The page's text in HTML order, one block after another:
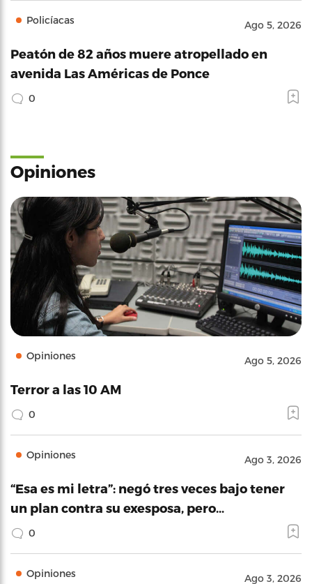
Policíacas Ago 5, 2026
Peatón de 82 años muere atropellado en
avenida Las Américas de Ponce
0
Opiniones
Opiniones Ago 5, 2026
Terror a las 10 AM
0
Opiniones Ago 3, 2026
“Esa es mi letra”: negó tres veces bajo tener
un plan contra su exesposa, pero…
0
Opiniones Ago 3, 2026